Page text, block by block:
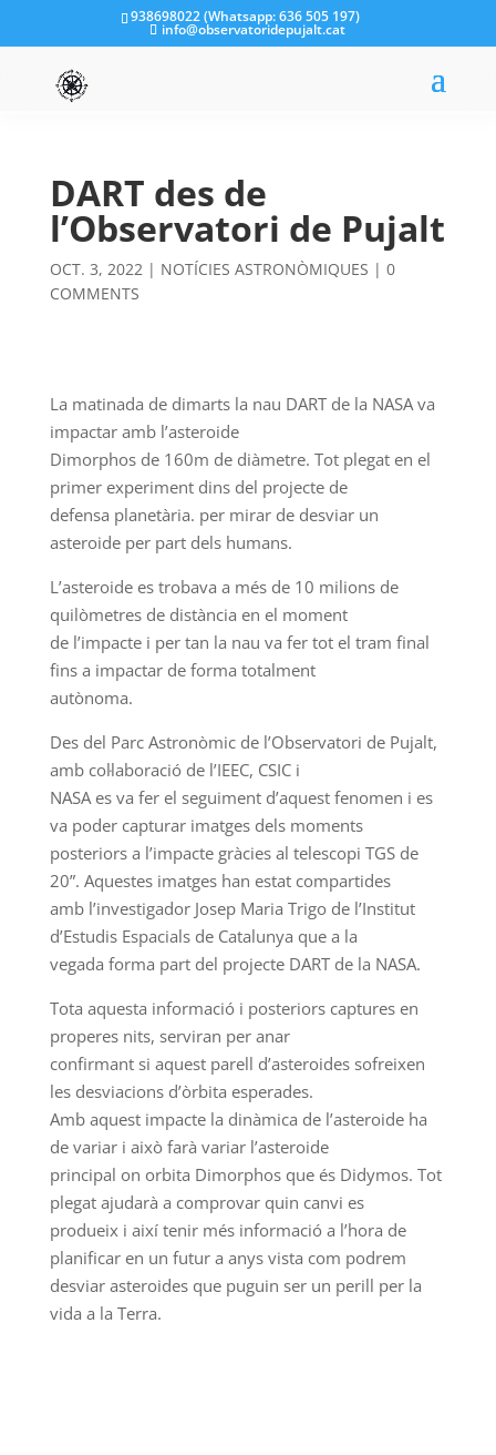
938698022 (Whatsapp: 636 505 197)
info@observatoridepujalt.cat
DART des de
l’Observatori de Pujalt
OCT. 3, 2022| NOTÍCIES ASTRONÒMIQUES | 0
COMMENTS
La matinada de dimarts la nau DART de la NASA va
impactar amb l’asteroide
Dimorphos de 160m de diàmetre. Tot plegat en el
primer experiment dins del projecte de
defensa planetària. per mirar de desviar un
asteroide per part dels humans.
L’asteroide es trobava a més de 10 milions de
quilòmetres de distància en el moment
de l’impacte i per tan la nau va fer tot el tram final
fins a impactar de forma totalment
autònoma.
Des del Parc Astronòmic de l’Observatori de Pujalt,
amb col·laboració de l’IEEC, CSIC i
NASA es va fer el seguiment d’aquest fenomen i es
va poder capturar imatges dels moments
posteriors a l’impacte gràcies al telescopi TGS de
20”. Aquestes imatges han estat compartides
amb l’investigador Josep Maria Trigo de l’Institut
d’Estudis Espacials de Catalunya que a la
vegada forma part del projecte DART de la NASA.
Tota aquesta informació i posteriors captures en
properes nits, serviran per anar
confirmant si aquest parell d’asteroides sofreixen
les desviacions d’òrbita esperades.
Amb aquest impacte la dinàmica de l’asteroide ha
de variar i això farà variar l’asteroide
principal on orbita Dimorphos que és Didymos. Tot
plegat ajudarà a comprovar quin canvi es
produeix i així tenir més informació a l’hora de
planificar en un futur a anys vista com podrem
desviar asteroides que puguin ser un perill per la
vida a la Terra.